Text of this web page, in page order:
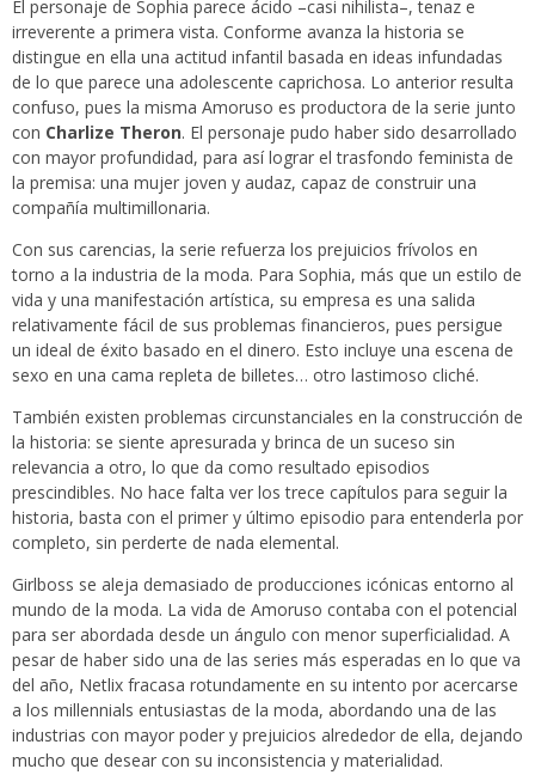
El personaje de Sophia parece ácido –casi nihilista–, tenaz e
irreverente a primera vista. Conforme avanza la historia se
distingue en ella una actitud infantil basada en ideas infundadas
de lo que parece una adolescente caprichosa. Lo anterior resulta
confuso, pues la misma Amoruso es productora de la serie junto
con Charlize Theron. El personaje pudo haber sido desarrollado
con mayor profundidad, para así lograr el trasfondo feminista de
la premisa: una mujer joven y audaz, capaz de construir una
compañía multimillonaria.
Con sus carencias, la serie refuerza los prejuicios frívolos en
torno a la industria de la moda. Para Sophia, más que un estilo de
vida y una manifestación artística, su empresa es una salida
relativamente fácil de sus problemas financieros, pues persigue
un ideal de éxito basado en el dinero. Esto incluye una escena de
sexo en una cama repleta de billetes… otro lastimoso cliché.
También existen problemas circunstanciales en la construcción de
la historia: se siente apresurada y brinca de un suceso sin
relevancia a otro, lo que da como resultado episodios
prescindibles. No hace falta ver los trece capítulos para seguir la
historia, basta con el primer y último episodio para entenderla por
completo, sin perderte de nada elemental.
Girlboss se aleja demasiado de producciones icónicas entorno al
mundo de la moda. La vida de Amoruso contaba con el potencial
para ser abordada desde un ángulo con menor superficialidad. A
pesar de haber sido una de las series más esperadas en lo que va
del año, Netlix fracasa rotundamente en su intento por acercarse
a los millennials entusiastas de la moda, abordando una de las
industrias con mayor poder y prejuicios alrededor de ella, dejando
mucho que desear con su inconsistencia y materialidad.